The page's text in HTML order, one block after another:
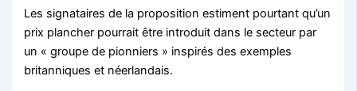
Les signataires de la proposition estiment pourtant qu’un
prix plancher pourrait être introduit dans le secteur par
un « groupe de pionniers » inspirés des exemples
britanniques et néerlandais.